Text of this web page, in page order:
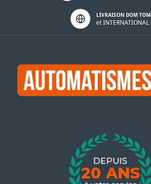
LIVRAISON DOM TOM
et INTERNATIONAL